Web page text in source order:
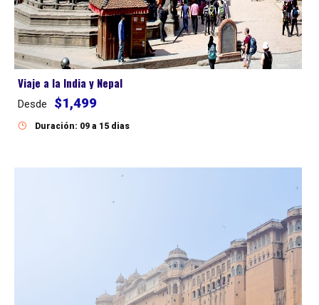
Viaje a la India y Nepal
Desde $1,499
Duración: 09 a 15 dias